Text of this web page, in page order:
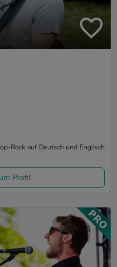
Rock auf Deutsch und Englisch
Profil